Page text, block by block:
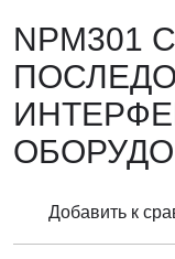
NPM301
Добавить к